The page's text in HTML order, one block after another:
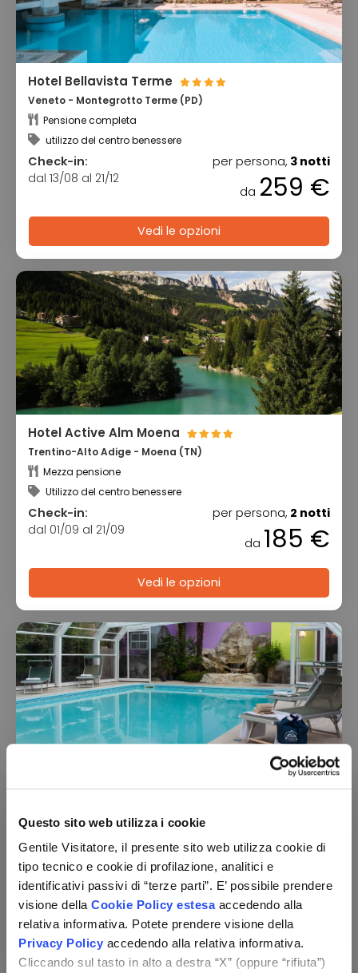
Questo sito web utilizza i cookie
Gentile Visitatore, il presente sito web utilizza cookie di
tipo tecnico e cookie di profilazione, analitici e
identificativi passivi di “terze parti”. E’ possibile prendere
visione della Cookie Policy estesaaccedendo alla
relativa informativa. Potete prendere visione della
Privacy Policy accedendo alla relativa informativa.
Cliccando sul tasto in alto a destra “X” (oppure “rifiuta”)
Hotel Bellavista Terme
Veneto - Montegrotto Terme (PD)
Pensione completa
utilizzo del centro benessere
Check-in:
dal 13/08 al 21/12
per persona, 3 notti
da 259 €
Vedi le opzioni
Hotel Active Alm Moena
Trentino-Alto Adige - Moena (TN)
Mezza pensione
Utilizzo del centro benessere
Check-in:
dal 01/09 al 21/09
per persona, 2 notti
da 185 €
Vedi le opzioni
Beauty
Utilizzo del centro benessere
Check-in:
dal 29/08 al 25/11
per persona,
da149 €
Vedi le opzioni